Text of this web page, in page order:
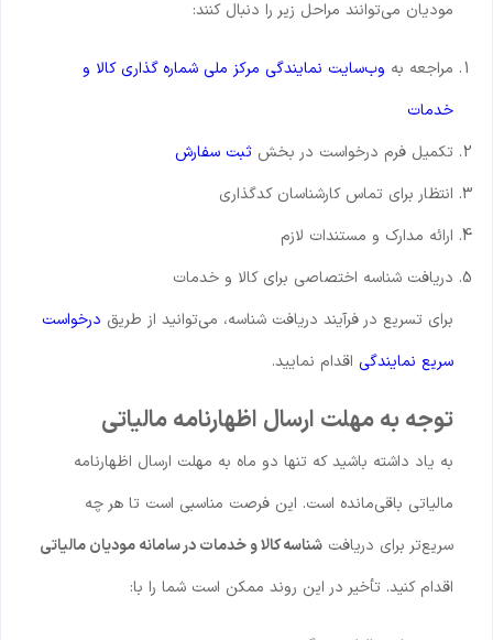
مودیان می‌توانند مراحل زیر را دنبال کنند:
مراجعه به وب‌سایت نمایندگی مرکز ملی شماره گذاری کالا و
خدمات
تکمیل فرم درخواست در بخش ثبت سفارش
انتظار برای تماس کارشناسان کدگذاری
ارائه مدارک و مستندات لازم
دریافت شناسه اختصاصی برای کالا و خدمات
برای تسریع در فرآیند دریافت شناسه، می‌توانید از طریق درخواست
سریع نمایندگی اقدام نمایید.
توجه به مهلت ارسال اظهارنامه مالیاتی
به یاد داشته باشید که تنها دو ماه به مهلت ارسال اظهارنامه
مالیاتی باقی‌مانده است. این فرصت مناسبی است تا هر چه
سریع‌تر برای دریافت شناسه کالا و خدمات در سامانه مودیان مالیاتی
اقدام کنید. تأخیر در این روند ممکن است شما را با: